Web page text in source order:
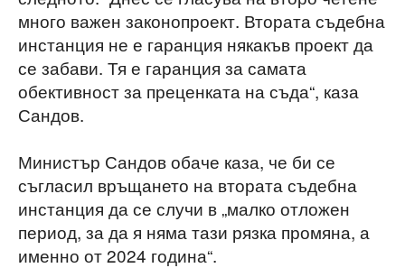
много важен законопроект. Втората съдебна
инстанция не е гаранция някакъв проект да
се забави. Тя е гаранция за самата
обективност за преценката на съда“, каза
Сандов.
Министър Сандов обаче каза, че би се
съгласил връщането на втората съдебна
инстанция да се случи в „малко отложен
период, за да я няма тази рязка промяна, а
именно от 2024 година“.